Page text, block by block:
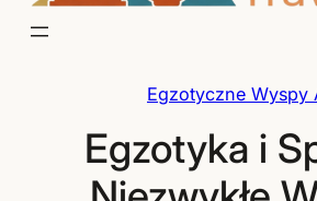
Egzotyczne Wyspy
Egzotyka i